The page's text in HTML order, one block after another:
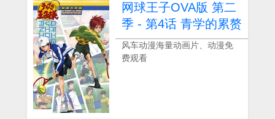
网球王子OVA版 第二
季 - 第4话 青学的累赘
风车动漫海量动画片、动漫免
费观看